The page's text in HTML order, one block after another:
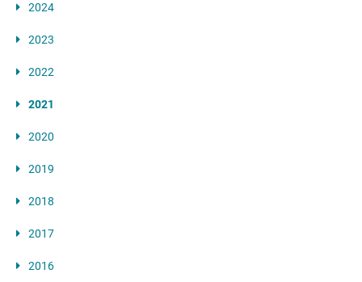
2024
2023
2022
2021
2020
2019
2018
2017
2016